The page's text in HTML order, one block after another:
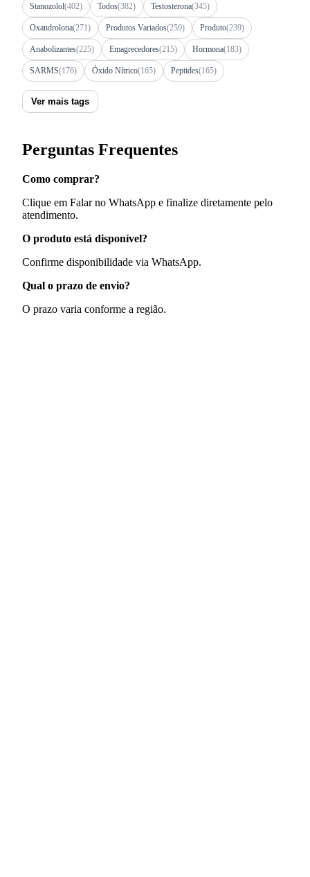
Stanozolol(402) Todos(382) Testosterona(345)
Oxandrolona(271) Produtos Variados(259) Produto(239)
Anabolizantes(225) Emagrecedores(215) Hormona(183)
SARMS(176) Óxido Nítrico(165) Peptides(165)
Ver mais tags
Perguntas Frequentes
Como comprar?
Clique em Falar no WhatsApp e finalize diretamente pelo
atendimento.
O produto está disponível?
Confirme disponibilidade via WhatsApp.
Qual o prazo de envio?
O prazo varia conforme a região.